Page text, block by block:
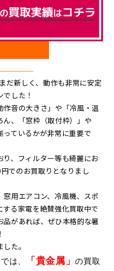
ト
だ新しく、動作も非常に安定
した！
音の大きさ」や「冷風・温
、「窓枠（取付枠）」や
っているかが非常に重要で
、フィルター等も綺麗にお
でのお買取りとなりまし
用エアコン、冷風機、スポ
る家電を絶賛強化買取中で
があれば、ぜひ本格的な暑
た。
は、 「貴金属」の買取